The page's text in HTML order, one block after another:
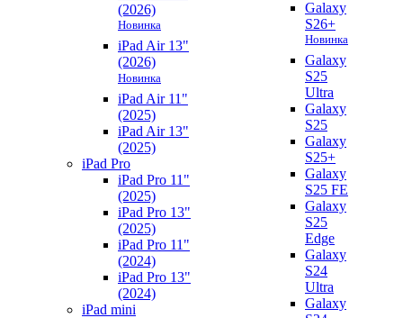
(2026)
Новинка
iPad Air 13"
(2026)
Новинка
iPad Air 11"
(2025)
iPad Air 13"
(2025)
iPad Pro
iPad Pro 11"
(2025)
iPad Pro 13"
(2025)
iPad Pro 11"
(2024)
iPad Pro 13"
(2024)
iPad mini
Galaxy
S26+
Новинка
Galaxy
S25
Ultra
Galaxy
S25
Galaxy
S25+
Galaxy
S25 FE
Galaxy
S25
Edge
Galaxy
S24
Ultra
Galaxy